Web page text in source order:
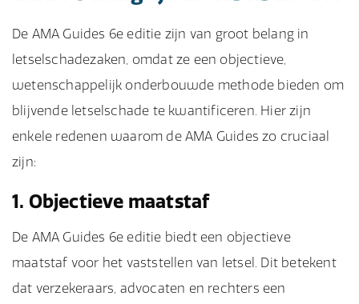
De AMA Guides 6e editie zijn van groot belang in
letselschadezaken, omdat ze een objectieve,
wetenschappelijk onderbouwde methode bieden om
blijvende letselschade te kwantificeren. Hier zijn
enkele redenen waarom de AMA Guides zo cruciaal
zijn:
1. Objectieve maatstaf
De AMA Guides 6e editie biedt een objectieve
maatstaf voor het vaststellen van letsel. Dit betekent
dat verzekeraars, advocaten en rechters een